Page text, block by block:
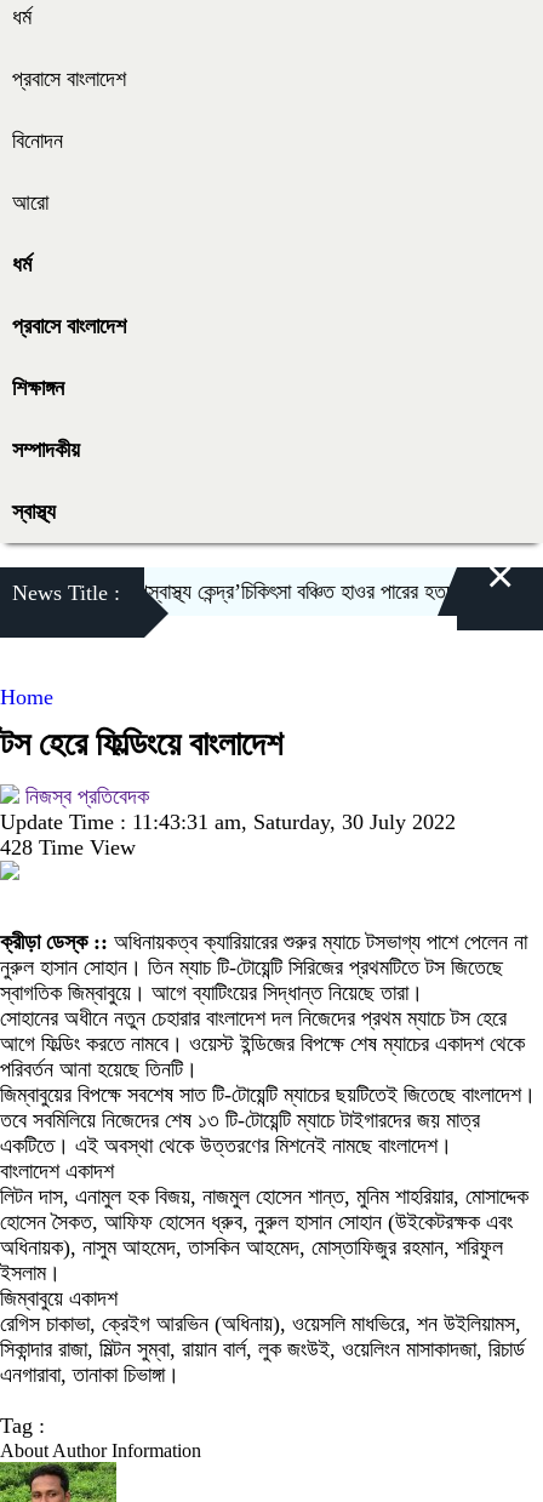
ধর্ম
প্রবাসে বাংলাদেশ
বিনোদন
আরো
ধর্ম
প্রবাসে বাংলাদেশ
শিক্ষাঙ্গন
সম্পাদকীয়
স্বাস্থ্য
News Title :
‘হাকালুকি উপস্বাস্থ্য কেন্দ্র’চিকিৎসা বঞ্চিত হাওর পারের হতদরিদ্র বাসিন্দারা
×
Home
টস হেরে ফিল্ডিংয়ে বাংলাদেশ
নিজস্ব প্রতিবেদক
Update Time : 11:43:31 am, Saturday, 30 July 2022
428 Time View
ক্রীড়া ডেস্ক :: অধিনায়কত্ব ক্যারিয়ারের শুরুর ম্যাচে টসভাগ্য পাশে পেলেন না
নুরুল হাসান সোহান। তিন ম্যাচ টি-টোয়েন্টি সিরিজের প্রথমটিতে টস জিতেছে
স্বাগতিক জিম্বাবুয়ে। আগে ব্যাটিংয়ের সিদ্ধান্ত নিয়েছে তারা।
সোহানের অধীনে নতুন চেহারার বাংলাদেশ দল নিজেদের প্রথম ম্যাচে টস হেরে
আগে ফিল্ডিং করতে নামবে। ওয়েস্ট ইন্ডিজের বিপক্ষে শেষ ম্যাচের একাদশ থেকে
পরিবর্তন আনা হয়েছে তিনটি।
জিম্বাবুয়ের বিপক্ষে সবশেষ সাত টি-টোয়েন্টি ম্যাচের ছয়টিতেই জিতেছে বাংলাদেশ।
তবে সবমিলিয়ে নিজেদের শেষ ১৩ টি-টোয়েন্টি ম্যাচে টাইগারদের জয় মাত্র
একটিতে। এই অবস্থা থেকে উত্তরণের মিশনেই নামছে বাংলাদেশ।
বাংলাদেশ একাদশ
লিটন দাস, এনামুল হক বিজয়, নাজমুল হোসেন শান্ত, মুনিম শাহরিয়ার, মোসাদ্দেক
হোসেন সৈকত, আফিফ হোসেন ধ্রুব, নুরুল হাসান সোহান (উইকেটরক্ষক এবং
অধিনায়ক), নাসুম আহমেদ, তাসকিন আহমেদ, মোস্তাফিজুর রহমান, শরিফুল
ইসলাম।
জিম্বাবুয়ে একাদশ
রেগিস চাকাভা, ক্রেইগ আরভিন (অধিনায়), ওয়েসলি মাধভিরে, শন উইলিয়ামস,
সিকান্দার রাজা, মিল্টন সুম্বা, রায়ান বার্ল, লুক জংউই, ওয়েলিংন মাসাকাদজা, রিচার্ড
এনগারাবা, তানাকা চিভাঙ্গা।
Tag :
About Author Information